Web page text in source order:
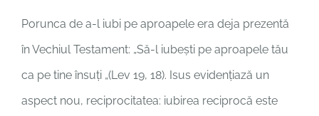
Porunca de a-l iubi pe aproapele era deja prezentă
în Vechiul Testament: „Să-l iubești pe aproapele tău
ca pe tine însuți „(Lev 19, 18). Isus evidențiază un
aspect nou, reciprocitatea: iubirea reciprocă este